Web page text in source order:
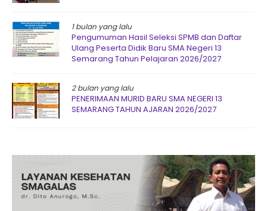
1 bulan yang lalu
Pengumuman Hasil Seleksi SPMB dan Daftar
Ulang Peserta Didik Baru SMA Negeri 13
Semarang Tahun Pelajaran 2026/2027
2 bulan yang lalu
PENERIMAAN MURID BARU SMA NEGERI 13
SEMARANG TAHUN AJARAN 2026/2027